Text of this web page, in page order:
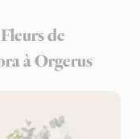
de
à Orgerus